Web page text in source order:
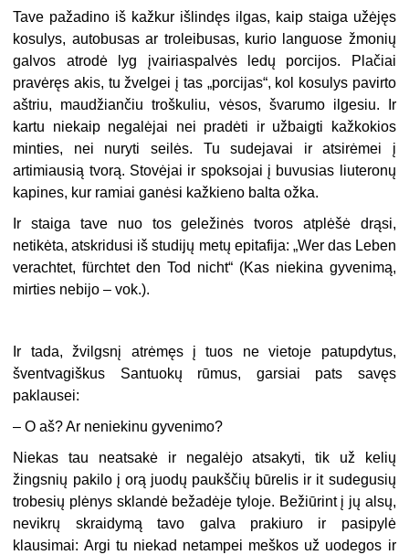
Tave pažadino iš kažkur išlindęs ilgas, kaip staiga užėjęs
kosulys, autobusas ar troleibusas, kurio languose žmonių
galvos atrodė lyg įvairiaspalvės ledų porcijos. Plačiai
pravėręs akis, tu žvelgei į tas „porcijas“, kol kosulys pavirto
aštriu, maudžiančiu troškuliu, vėsos, švarumo ilgesiu. Ir
kartu niekaip negalėjai nei pradėti ir užbaigti kažkokios
minties, nei nuryti seilės. Tu sudejavai ir atsirėmei į
artimiausią tvorą. Stovėjai ir spoksojai į buvusias liuteronų
kapines, kur ramiai ganėsi kažkieno balta ožka.
Ir staiga tave nuo tos geležinės tvoros atplėšė drąsi,
netikėta, atskridusi iš studijų metų epitafija: „Wer das Leben
verachtet, fürchtet den Tod nicht“ (Kas niekina gyvenimą,
mirties nebijo – vok.).
Ir tada, žvilgsnį atrėmęs į tuos ne vietoje patupdytus,
šventvagiškus Santuokų rūmus, garsiai pats savęs
paklausei:
– O aš? Ar neniekinu gyvenimo?
Niekas tau neatsakė ir negalėjo atsakyti, tik už kelių
žingsnių pakilo į orą juodų paukščių būrelis ir it sudegusių
trobesių plėnys sklandė bežadėje tyloje. Bežiūrint į jų alsų,
nevikrų skraidymą tavo galva prakiuro ir pasipylė
klausimai: Argi tu niekad netampei meškos už uodegos ir